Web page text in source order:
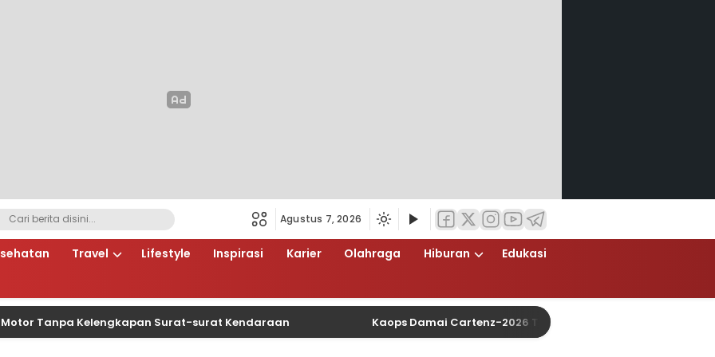
Agustus 7, 2026
Travel Lifestyle Inspirasi Karier Olahraga Hiburan
Edukasi
Kelengkapan Surat-surat Kendaraan Kaops Damai Cartenz-2026 Tinjau Pos Satgas Kepolisian Ops